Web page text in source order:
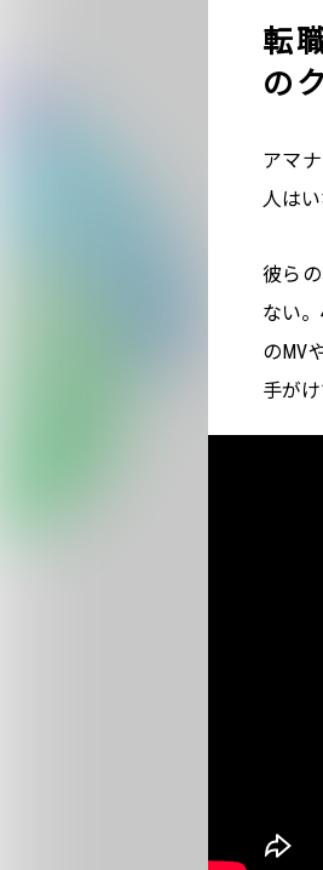
転
の
アマ
人は
彼ら
ない
のMV
手がけ